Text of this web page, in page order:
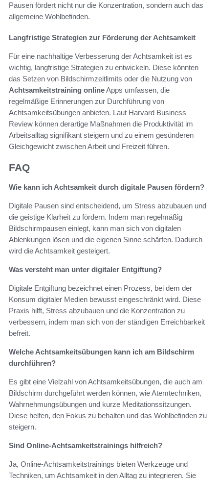
Pausen fördert nicht nur die Konzentration, sondern auch das
allgemeine Wohlbefinden.
Langfristige Strategien zur Förderung der Achtsamkeit
Für eine nachhaltige Verbesserung der Achtsamkeit ist es
wichtig, langfristige Strategien zu entwickeln. Diese könnten
das Setzen von Bildschirmzeitlimits oder die Nutzung von
Achtsamkeitstraining onlineApps umfassen, die
regelmäßige Erinnerungen zur Durchführung von
Achtsamkeitsübungen anbieten. Laut Harvard Business
Review können derartige Maßnahmen die Produktivität im
Arbeitsalltag signifikant steigern und zu einem gesünderen
Gleichgewicht zwischen Arbeit und Freizeit führen.
FAQ
Wie kann ich Achtsamkeit durch digitale Pausen fördern?
Digitale Pausen sind entscheidend, um Stress abzubauen und
die geistige Klarheit zu fördern. Indem man regelmäßig
Bildschirmpausen einlegt, kann man sich von digitalen
Ablenkungen lösen und die eigenen Sinne schärfen. Dadurch
wird die Achtsamkeit gesteigert.
Was versteht man unter digitaler Entgiftung?
Digitale Entgiftung bezeichnet einen Prozess, bei dem der
Konsum digitaler Medien bewusst eingeschränkt wird. Diese
Praxis hilft, Stress abzubauen und die Konzentration zu
verbessern, indem man sich von der ständigen Erreichbarkeit
befreit.
Welche Achtsamkeitsübungen kann ich am Bildschirm
durchführen?
Es gibt eine Vielzahl von Achtsamkeitsübungen, die auch am
Bildschirm durchgeführt werden können, wie Atemtechniken,
Wahrnehmungsübungen und kurze Meditationssitzungen.
Diese helfen, den Fokus zu behalten und das Wohlbefinden zu
steigern.
Sind Online-Achtsamkeitstrainings hilfreich?
Ja, Online-Achtsamkeitstrainings bieten Werkzeuge und
Techniken, um Achtsamkeit in den Alltag zu integrieren. Sie